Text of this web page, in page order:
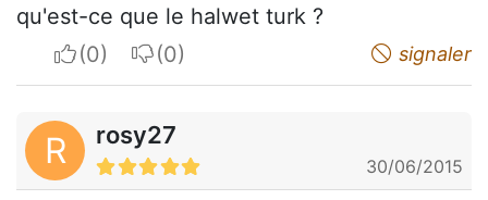
qu'est-ce que le halwet turk ?
I apreciateI do not appreciate signaler
R rosy27
30/06/2015